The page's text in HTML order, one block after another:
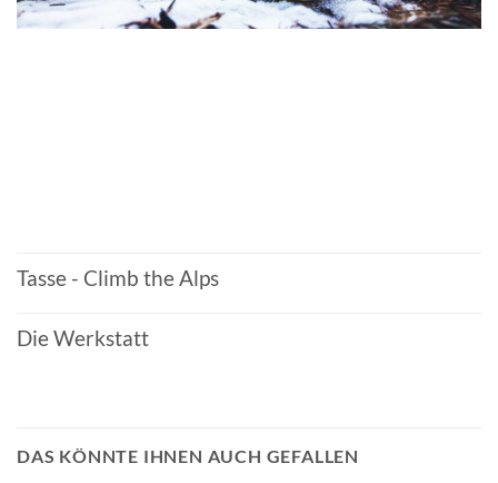
Tasse - Climb the Alps
Die Werkstatt
DAS KÖNNTE IHNEN AUCH GEFALLEN